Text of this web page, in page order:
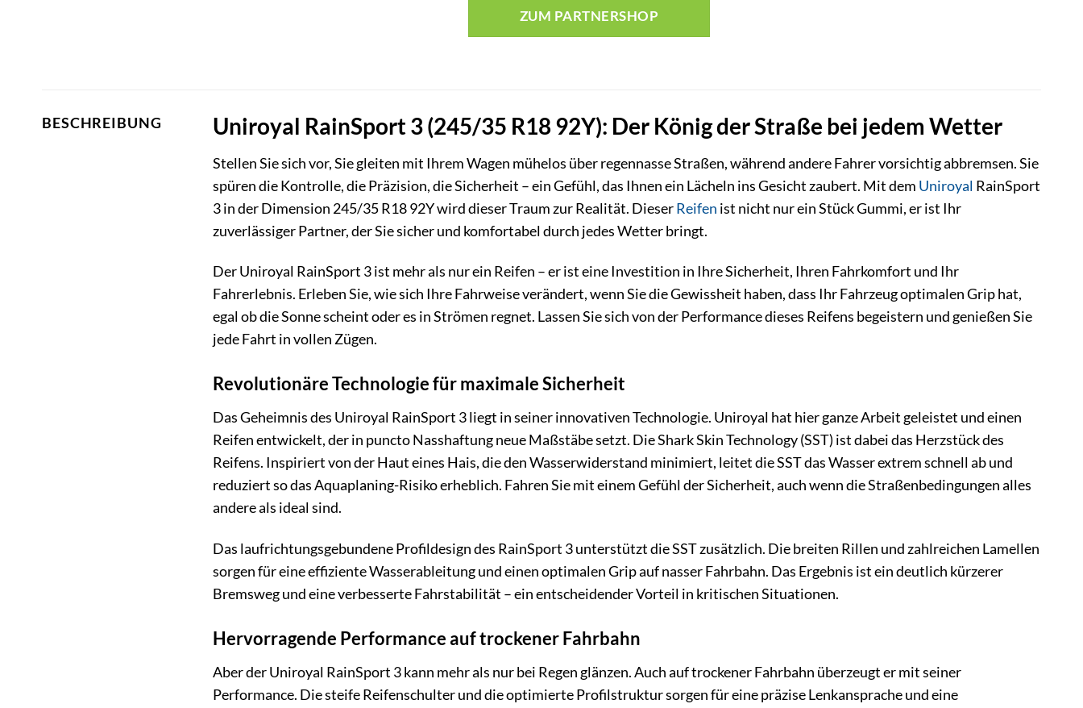
ZUM PARTNERSHOP
BESCHREIBUNG Uniroyal RainSport 3 (245/35 R18 92Y): Der König der Straße bei jedem Wetter
Stellen Sie sich vor, Sie gleiten mit Ihrem Wagen mühelos über regennasse Straßen, während andere Fahrer vorsichtig abbremsen. Sie
spüren die Kontrolle, die Präzision, die Sicherheit – ein Gefühl, das Ihnen ein Lächeln ins Gesicht zaubert. Mit dem Uniroyal RainSport
3 in der Dimension 245/35 R18 92Y wird dieser Traum zur Realität. DieserReifen ist nicht nur ein Stück Gummi, er ist Ihr
zuverlässiger Partner, der Sie sicher und komfortabel durch jedes Wetter bringt.
Der Uniroyal RainSport 3 ist mehr als nur ein Reifen – er ist eine Investition in Ihre Sicherheit, Ihren Fahrkomfort und Ihr
Fahrerlebnis. Erleben Sie, wie sich Ihre Fahrweise verändert, wenn Sie die Gewissheit haben, dass Ihr Fahrzeug optimalen Grip hat,
egal ob die Sonne scheint oder es in Strömen regnet. Lassen Sie sich von der Performance dieses Reifens begeistern und genießen Sie
jede Fahrt in vollen Zügen.
Revolutionäre Technologie für maximale Sicherheit
Das Geheimnis des Uniroyal RainSport 3 liegt in seiner innovativen Technologie. Uniroyal hat hier ganze Arbeit geleistet und einen
Reifen entwickelt, der in puncto Nasshaftung neue Maßstäbe setzt. Die Shark Skin Technology (SST) ist dabei das Herzstück des
Reifens. Inspiriert von der Haut eines Hais, die den Wasserwiderstand minimiert, leitet die SST das Wasser extrem schnell ab und
reduziert so das Aquaplaning-Risiko erheblich. Fahren Sie mit einem Gefühl der Sicherheit, auch wenn die Straßenbedingungen alles
andere als ideal sind.
Das laufrichtungsgebundene Profildesign des RainSport 3 unterstützt die SST zusätzlich. Die breiten Rillen und zahlreichen Lamellen
sorgen für eine effiziente Wasserableitung und einen optimalen Grip auf nasser Fahrbahn. Das Ergebnis ist ein deutlich kürzerer
Bremsweg und eine verbesserte Fahrstabilität – ein entscheidender Vorteil in kritischen Situationen.
Hervorragende Performance auf trockener Fahrbahn
Aber der Uniroyal RainSport 3 kann mehr als nur bei Regen glänzen. Auch auf trockener Fahrbahn überzeugt er mit seiner
Performance. Die steife Reifenschulter und die optimierte Profilstruktur sorgen für eine präzise Lenkansprache und eine